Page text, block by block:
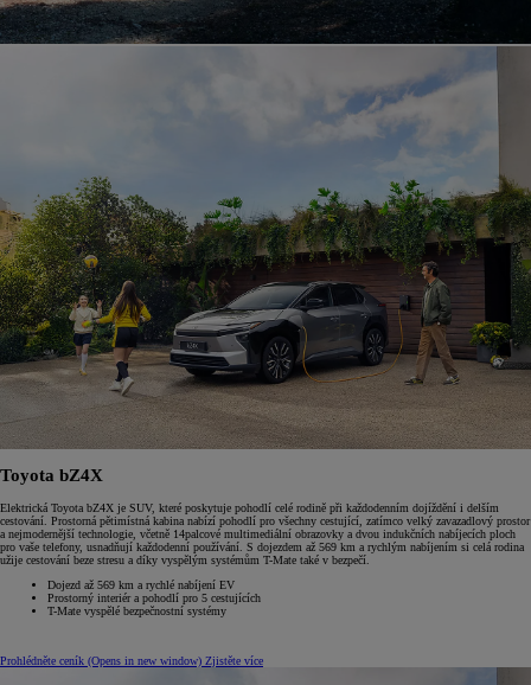
Toyota bZ4X
Elektrická Toyota bZ4X je SUV, které poskytuje pohodlí celé rodině při každodenním dojíždění i delším
cestování. Prostorná pětimístná kabina nabízí pohodlí pro všechny cestující, zatímco velký zavazadlový prostor
a nejmodernější technologie, včetně 14palcové multimediální obrazovky a dvou indukčních nabíjecích ploch
pro vaše telefony, usnadňují každodenní používání. S dojezdem až 569 km a rychlým nabíjením si celá rodina
užije cestování beze stresu a díky vyspělým systémům T-Mate také v bezpečí.
Dojezd až 569 km a rychlé nabíjení EV
Prostorný interiér a pohodlí pro 5 cestujících
T-Mate vyspělé bezpečnostní systémy
Prohlédněte ceník (Opens in new window) Zjistěte více